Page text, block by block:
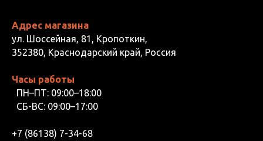
Адрес магазина
ул. Шоссейная, 81, Кропоткин,
352380, Краснодарский край, Россия
Часы работы
ПН–ПТ: 09:00–18:00
СБ-ВС: 09:00–17:00
+7 (86138) 7-34-68